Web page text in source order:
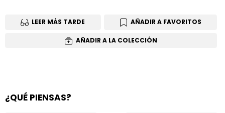
LEER MÁS TARDE AÑADIR A FAVORITOS
AÑADIR A LA COLECCIÓN
¿QUÉ PIENSAS?